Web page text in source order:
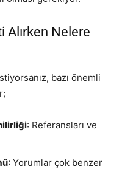
Alırken Nelere
bazı önemli
: Referansları ve
: Yorumlar çok benzer